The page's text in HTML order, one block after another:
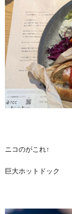
ニコのがこれ↑
巨大ホットドック